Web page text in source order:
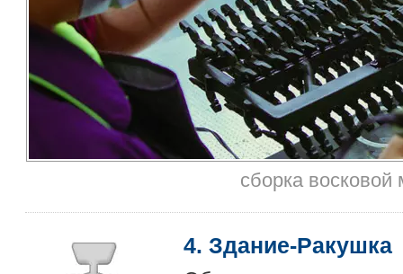
сборка восковой
4. Здание-Ракушка